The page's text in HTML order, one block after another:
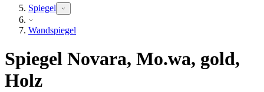
Spiegel
Wandspiegel
Spiegel Novara, Mo.wa, gold,
Holz